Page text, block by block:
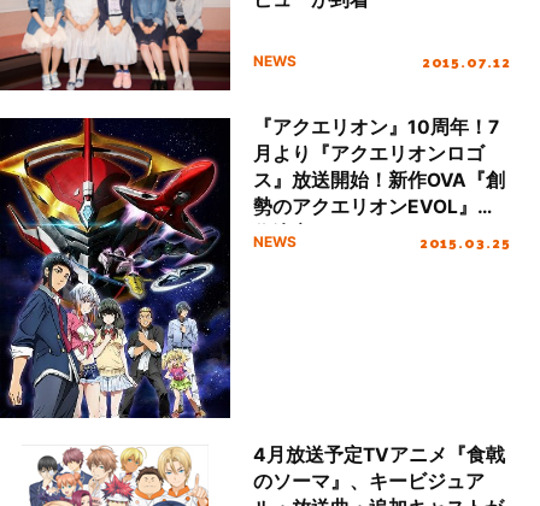
NEWS 2015.07.12
『アクエリオン』10周年！7
月より『アクエリオンロゴ
ス』放送開始！新作OVA『創
勢のアクエリオンEVOL』制
作決定！
NEWS 2015.03.25
4月放送予定TVアニメ『食戟
のソーマ』、キービジュア